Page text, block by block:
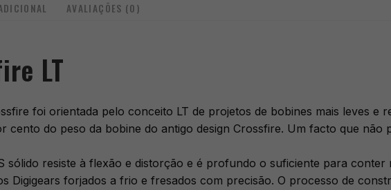
AVALIAÇÕES (0)
LT
foi orientada pelo conceito LT de projetos de bobines mais leves e
cento do peso da bobine do antigo design Crossfire. Um facto que
sólido resiste à flexão e distorção e é profundo o suficiente para conter
Digigears forjados a frio e fresados com precisão. O processo de